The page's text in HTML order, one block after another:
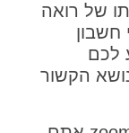
של רואה
חשבון
לכם
הקשור